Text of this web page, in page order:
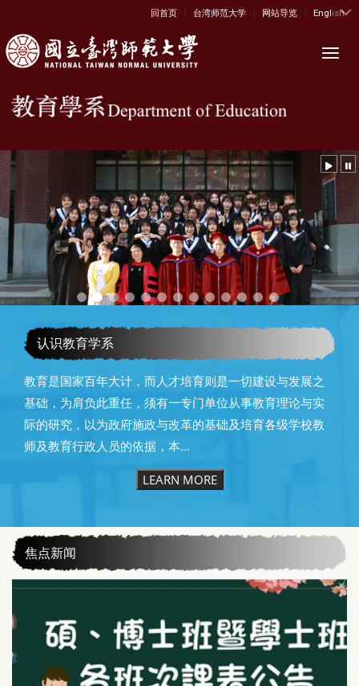
:::
回首页 | 台湾师范大学 | 网站导览 | English
认识教育学系
教育是国家百年大计，而人才培育则是一切建设与发展之
基础，为肩负此重任，须有一专门单位从事教育理论与实
际的研究，以为政府施政与改革的基础及培育各级学校教
师及教育行政人员的依据，本...
LEARN MORE
焦点新闻